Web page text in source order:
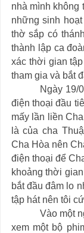
nhà mình không
những sinh
thờ sắp có
thành lập ca
xác thời gian
tham gia và bắt
Ngày 19/
điện thoại đầu
mấy lần liền
là của cha
Cha Hòa nên
điện thoại để
khoảng thời
bắt đầu đâm lo
tập hát nên tôi
Vào một
xem một bộ